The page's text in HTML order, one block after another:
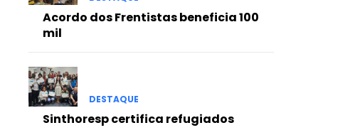
Acordo dos Frentistas beneficia 100
mil
DESTAQUE
Sinthoresp certifica refugiados